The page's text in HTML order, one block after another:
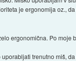
je ergonomija oz.,
ergonomična. Po moje
trenutno miš,